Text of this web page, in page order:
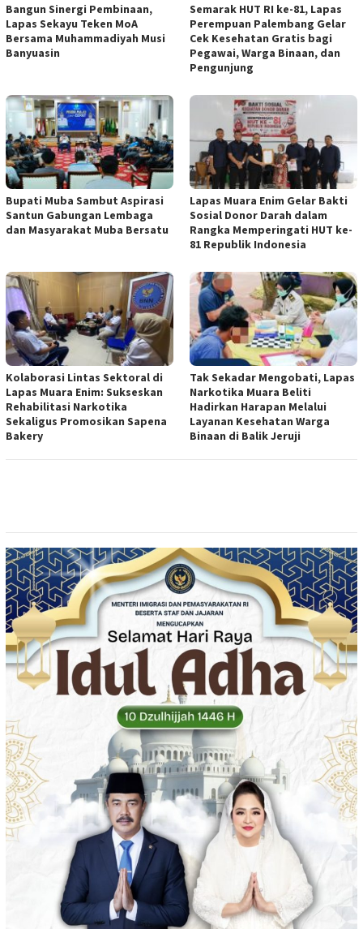
Bangun Sinergi Pembinaan,
Lapas Sekayu Teken MoA
Bersama Muhammadiyah Musi
Banyuasin
Semarak HUT RI ke-81, Lapas
Perempuan Palembang Gelar
Cek Kesehatan Gratis bagi
Pegawai, Warga Binaan, dan
Pengunjung
Bupati Muba Sambut Aspirasi
Santun Gabungan Lembaga
dan Masyarakat Muba Bersatu
Lapas Muara Enim Gelar Bakti
Sosial Donor Darah dalam
Rangka Memperingati HUT ke-
81 Republik Indonesia
Kolaborasi Lintas Sektoral di
Lapas Muara Enim: Sukseskan
Rehabilitasi Narkotika
Sekaligus Promosikan Sapena
Bakery
Tak Sekadar Mengobati, Lapas
Narkotika Muara Beliti
Hadirkan Harapan Melalui
Layanan Kesehatan Warga
Binaan di Balik Jeruji